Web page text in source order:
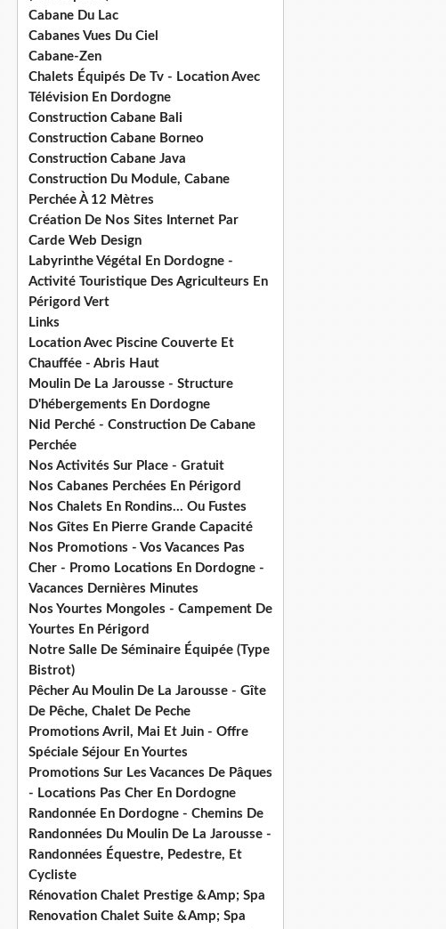
Cabane Du Lac
Cabanes Vues Du Ciel
Cabane-Zen
Chalets Équipés De Tv - Location Avec
Télévision En Dordogne
Construction Cabane Bali
Construction Cabane Borneo
Construction Cabane Java
Construction Du Module, Cabane
Perchée À 12 Mètres
Création De Nos Sites Internet Par
Carde Web Design
Labyrinthe Végétal En Dordogne -
Activité Touristique Des Agriculteurs En
Périgord Vert
Links
Location Avec Piscine Couverte Et
Chauffée - Abris Haut
Moulin De La Jarousse - Structure
D'hébergements En Dordogne
Nid Perché - Construction De Cabane
Perchée
Nos Activités Sur Place - Gratuit
Nos Cabanes Perchées En Périgord
Nos Chalets En Rondins... Ou Fustes
Nos Gîtes En Pierre Grande Capacité
Nos Promotions - Vos Vacances Pas
Cher - Promo Locations En Dordogne -
Vacances Dernières Minutes
Nos Yourtes Mongoles - Campement De
Yourtes En Périgord
Notre Salle De Séminaire Équipée (Type
Bistrot)
Pêcher Au Moulin De La Jarousse - Gîte
De Pêche, Chalet De Peche
Promotions Avril, Mai Et Juin - Offre
Spéciale Séjour En Yourtes
Promotions Sur Les Vacances De Pâques
- Locations Pas Cher En Dordogne
Randonnée En Dordogne - Chemins De
Randonnées Du Moulin De La Jarousse -
Randonnées Équestre, Pedestre, Et
Cycliste
Rénovation Chalet Prestige &Amp; Spa
Renovation Chalet Suite &Amp; Spa